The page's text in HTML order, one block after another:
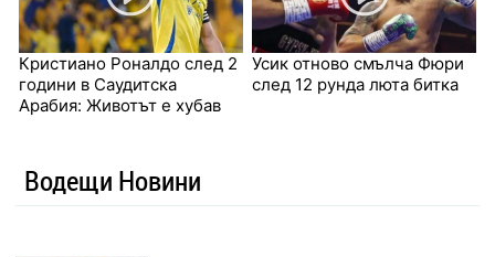
Кристиано Роналдо след 2
години в Саудитска
Арабия: Животът е хубав
Усик отново смълча Фюри
след 12 рунда люта битка
Водещи Новини